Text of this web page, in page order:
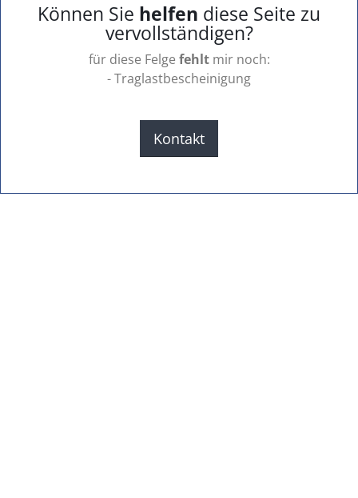
Können Sie helfen diese Seite zu
vervollständigen?
für diese Felge fehltmir noch:
- Traglastbescheinigung
Kontakt